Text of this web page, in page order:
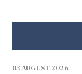
03 AUGUST 2026